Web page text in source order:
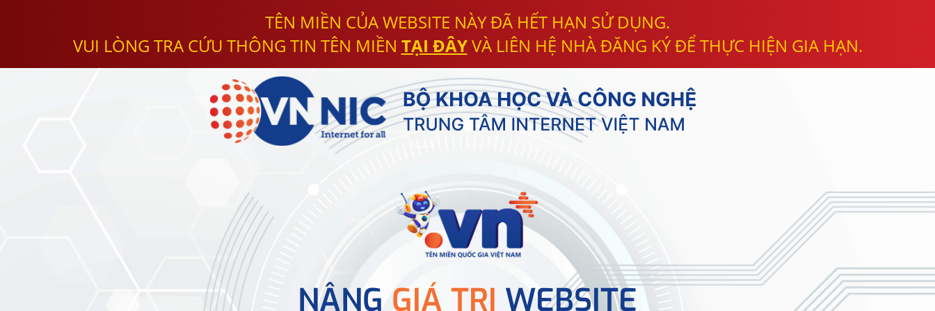
TÊN MIỀN CỦA WEBSITE NÀY ĐÃ HẾT HẠN SỬ DỤNG.
VUI LÒNG TRA CỨU THÔNG TIN TÊN MIỀN TẠI ĐÂYVÀ LIÊN HỆ NHÀ ĐĂNG KÝ ĐỂ THỰC HIỆN GIA HẠN.
NÂNG GIÁ TRỊ WEBSITE